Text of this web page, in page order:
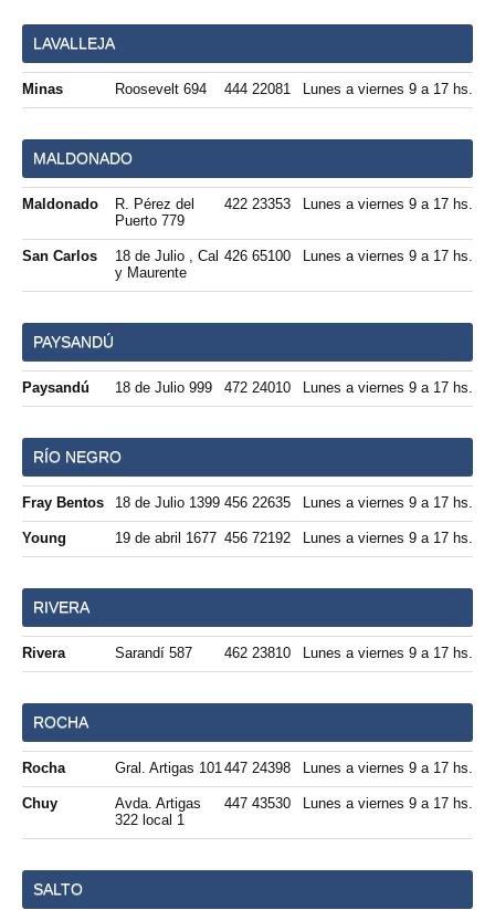
LAVALLEJA
Minas Roosevelt 694 444 22081 Lunes a viernes 9 a 17 hs.
MALDONADO
Maldonado
R. Pérez del
Puerto 779
422 23353 Lunes a viernes 9 a 17 hs.
San Carlos
18 de Julio , Cal
y Maurente
426 65100 Lunes a viernes 9 a 17 hs.
PAYSANDÚ
Paysandú 18 de Julio 999 472 24010 Lunes a viernes 9 a 17 hs.
RÍO NEGRO
Fray Bentos 18 de Julio 1399 456 22635 Lunes a viernes 9 a 17 hs.
Young 19 de abril 1677 456 72192 Lunes a viernes 9 a 17 hs.
RIVERA
Rivera Sarandí 587 462 23810 Lunes a viernes 9 a 17 hs.
ROCHA
Rocha Gral. Artigas 101447 24398 Lunes a viernes 9 a 17 hs.
Chuy
Avda. Artigas
322 local 1
447 43530 Lunes a viernes 9 a 17 hs.
SALTO